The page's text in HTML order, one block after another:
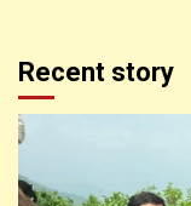
Recent story